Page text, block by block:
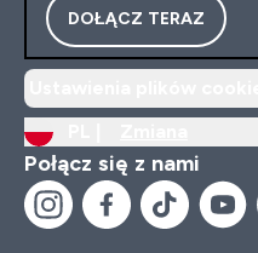
DOŁĄCZ TERAZ
Połącz się z nami